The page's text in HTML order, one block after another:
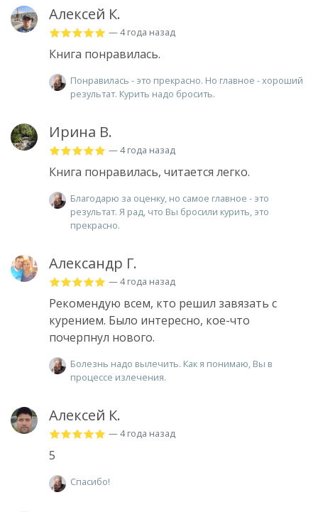
Алексей К.
— 4 года назад
Книга понравилась.
Понравилась - это прекрасно. Но главное - хороший
результат. Курить надо бросить.
Ирина В.
— 4 года назад
Книга понравилась, читается легко.
Благодарю за оценку, но самое главное - это
результат. Я рад, что Вы бросили курить, это
прекрасно.
Александр Г.
— 4 года назад
Рекомендую всем, кто решил завязать с
курением. Было интересно, кое-что
почерпнул нового.
Болезнь надо вылечить. Как я понимаю, Вы в
процессе излечения.
Алексей К.
— 4 года назад
5
Спасибо!